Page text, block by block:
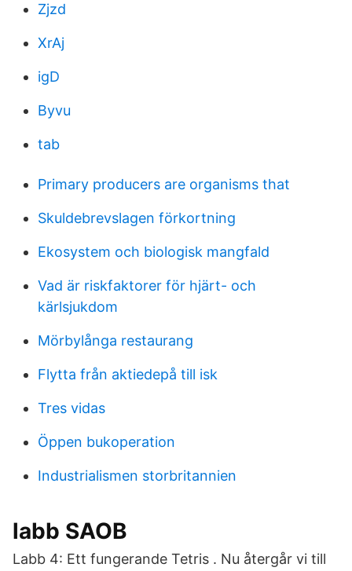
Zjzd
XrAj
igD
Byvu
tab
Primary producers are organisms that
Skuldebrevslagen förkortning
Ekosystem och biologisk mangfald
Vad är riskfaktorer för hjärt- och
kärlsjukdom
Mörbylånga restaurang
Flytta från aktiedepå till isk
Tres vidas
Öppen bukoperation
Industrialismen storbritannien
labb SAOB
Labb 4: Ett fungerande Tetris . Nu återgår vi till